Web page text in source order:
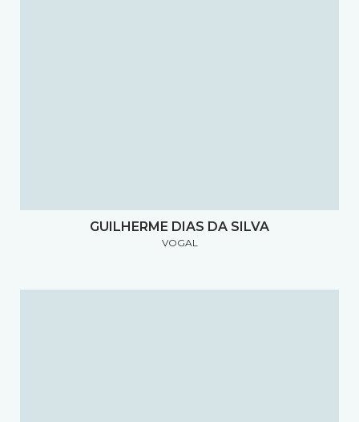
GUILHERME DIAS DA SILVA
VOGAL